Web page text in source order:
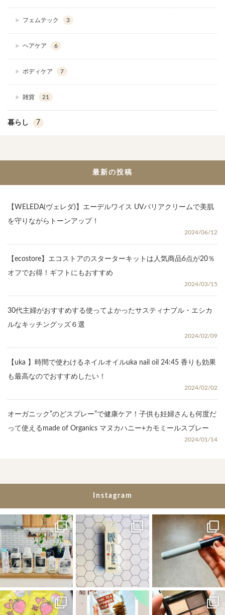
フェムテック 3
ヘアケア 6
ボディケア 7
雑貨 21
暮らし 7
最新の投稿
【WELEDA(ヴェレダ)】エーデルワイス UVバリアクリームで美肌
を守りながらトーンアップ！
2024/06/12
【ecostore】エコストアのスターターキットは人気商品6点が20％
オフでお得！ギフトにもおすすめ
2024/03/15
30代主婦がおすすめする使ってよかったサスティナブル・エシカ
ルなキッチングッズ６選
2024/02/09
【uka 】時間で使わけるネイルオイルuka nail oil 24:45 香りも効果
も最高なのでおすすめしたい！
2024/02/02
オーガニック”のどスプレー”で健康ケア！子供も妊婦さんも何度だ
って使えるmade of Organics マヌカハニー+カモミールスプレー
2024/01/14
Instagram